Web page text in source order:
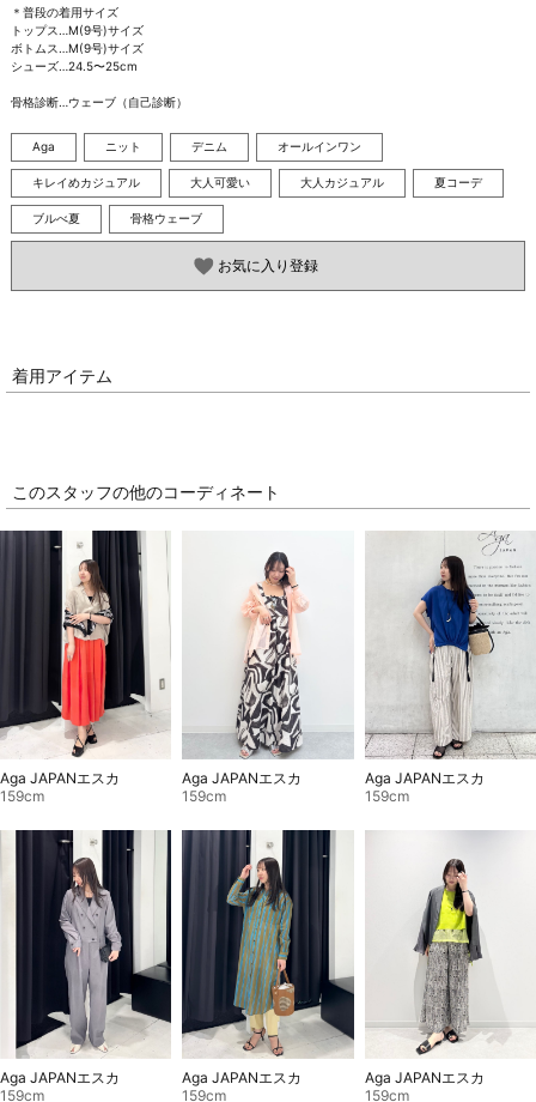
＊普段の着用サイズ
トップス…M(9号)サイズ
ボトムス…M(9号)サイズ
シューズ…24.5〜25cm
骨格診断…ウェーブ（自己診断）
Aga ニット デニム オールインワン
キレイめカジュアル 大人可愛い 大人カジュアル 夏コーデ
ブルべ夏 骨格ウェーブ
お気に入り登録
着用アイテム
このスタッフの他のコーディネート
Aga JAPANエスカ
159cm
Aga JAPANエスカ
159cm
Aga JAPANエスカ
159cm
Aga JAPANエスカ
159cm
Aga JAPANエスカ
159cm
Aga JAPANエスカ
159cm